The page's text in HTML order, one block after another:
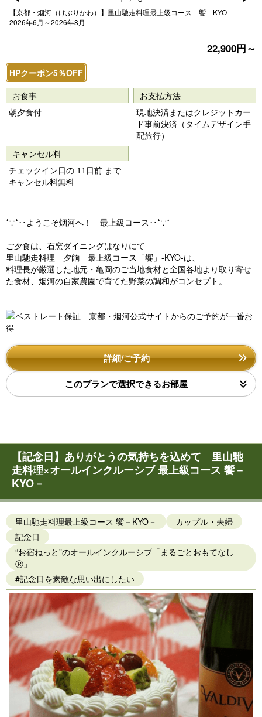
Pr
e
o
u
s
【京都・烟河（けぶりかわ）】里山馳走料理最上級コース 饗－KYO－
2026年6月～2026年8月
e
xt
22,900円～
HPクーポン5％OFF
お食事
朝夕食付
お支払方法
現地決済またはクレジットカー
ド事前決済（タイムデザイン手
配旅行）
キャンセル料
チェックイン日の 11日前 まで
キャンセル料無料
*∵*‥ようこそ烟河へ！ 最上級コース‥*∵*
ご夕食は、石窯ダイニングはなりにて
里山馳走料理 夕餉 最上級コース「饗」-KYO-は、
料理長が厳選した地元・亀岡のご当地食材と全国各地より取り寄せ
た食材、烟河の自家農園で育てた野菜の調和がコンセプト。
詳細/ご予約
このプランで選択できるお部屋
【記念日】ありがとうの気持ちを込めて 里山馳
走料理×オールインクルーシブ 最上級コース 饗－
KYO－
里山馳走料理最上級コース 饗－KYO－
カップル・夫婦
記念日
“お宿ねっと”のオールインクルーシブ「まるごとおもてなし
Ⓡ」
#記念日を素敵な思い出にしたい